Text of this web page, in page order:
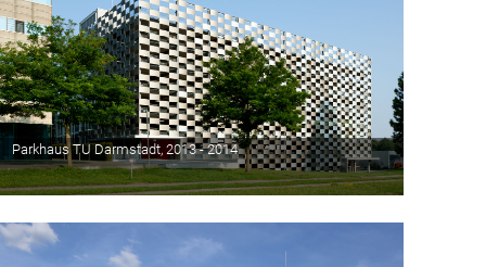
Parkhaus TU Darmstadt, 2013 - 2014